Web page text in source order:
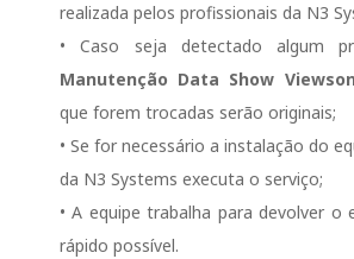
realizada pelos profissionais da N3
• Caso seja detectado algum
Manutenção Data Show
que forem trocadas serão originais;
• Se for necessário a instalação do
da N3 Systems executa o serviço;
• A equipe trabalha para devolver o
rápido possível.